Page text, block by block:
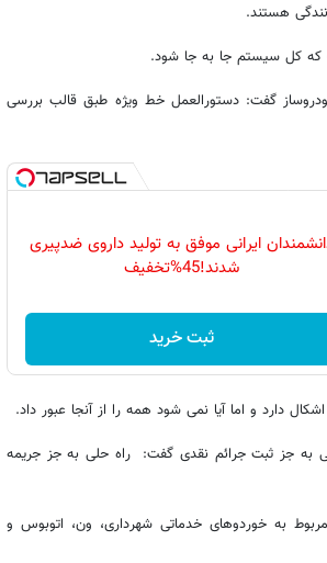
هستند.
که کل سیستم جا به جا شود.
گفت: دستورالعمل خط ویژه طبق قالب بررسی
ایرانی موفق به تولید داروی ضدپیری
شدند!45%تخفیف
ثبت خرید
دارد و اما آیا نمی شود همه را از آنجا عبور داد.
به جز ثبت جرائم نقدی گفت: راه حلی به جز جریمه
به خوردوهای خدماتی شهرداری، ون، اتوبوس و